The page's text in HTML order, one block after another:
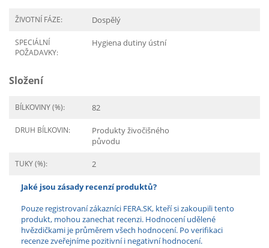
ŽIVOTNÍ FÁZE: Dospělý
SPECIÁLNÍ
POŽADAVKY:
Hygiena dutiny ústní
Složení
BÍLKOVINY (%): 82
DRUH BÍLKOVIN:
Produkty živočišného
původu
TUKY (%): 2
Jaké jsou zásady recenzí produktů?
Pouze registrovaní zákazníci FERA.SK, kteří si zakoupili tento
produkt, mohou zanechat recenzi. Hodnocení udělené
hvězdičkami je průměrem všech hodnocení. Po verifikaci
recenze zveřejníme pozitivní i negativní hodnocení.